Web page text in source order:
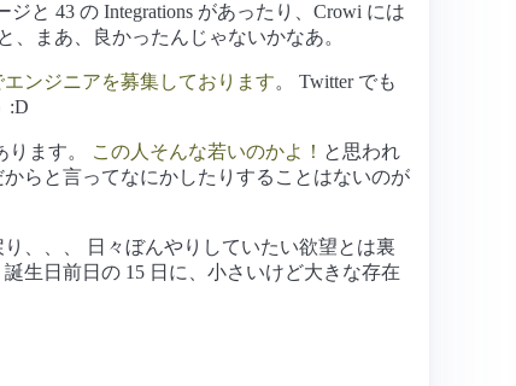
と 43 の Integrations があったり、Crowi には
まあ、良かったんじゃないかなあ。
エンジニアを募集しております。 Twitter でも
:D
ります。 この人そんな若いのかよ！ と思われ
らと言ってなにかしたりすることはないのが
、、、 日々ぼんやりしていたい欲望とは裏
生日前日の 15 日に、小さいけど大きな存在